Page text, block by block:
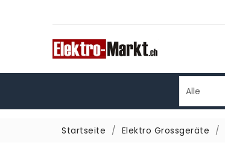
Startseite Elektro Grossgeräte